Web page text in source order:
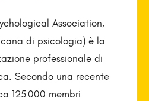
Association,
di psicologia) è la
professionale di
Secondo una recente
125 000 membri